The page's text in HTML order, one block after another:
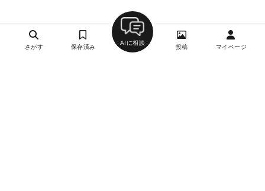
さがす 保存済み
AIに相談
投稿 マイページ